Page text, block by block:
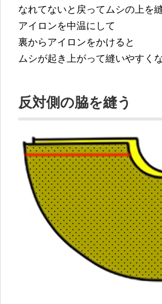
なれてないと戻ってムシの上を
アイロンを中温にして
裏からアイロンをかけると
ムシが起き上がって縫いやすく
反対側の脇を縫う